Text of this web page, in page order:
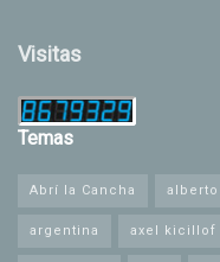
Visitas
Temas
Abrí la Cancha
argentina axel kicillof